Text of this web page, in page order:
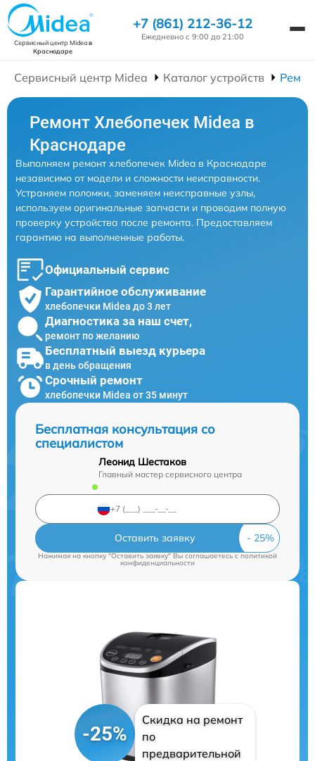
Сервисный центр Mideaв
Краснодаре
+7 (861) 212-36-12
Ежедневно с 9:00 до 21:00
Сервисный центр Midea Каталог устройств
Ремонт Хлебопечек Midea в
Краснодаре
Выполняем ремонт хлебопечек Midea в Краснодаре
независимо от модели и сложности неисправности.
Устраняем поломки, заменяем неисправные узлы,
используем оригинальные запчасти и проводим полную
проверку устройства после ремонта. Предоставляем
гарантию на выполненные работы.
Официальный сервис
Гарантийное обслуживание
хлебопечки Midea до 3 лет
Диагностика за наш счет,
ремонт по желанию
Бесплатный выезд курьера
в день обращения
Срочный ремонт
хлебопечки Midea от 35 минут
Бесплатная консультация со
специалистом
Леонид Шестаков
Главный мастер сервисного центра
Оставить заявку
Нажимая на кнопку "Оставить заявку" Вы соглашаетесь cполитикой
конфиденциальности
-25%
Скидка на ремонт
по
предварительной